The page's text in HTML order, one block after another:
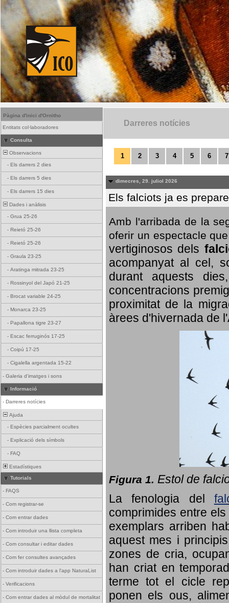
Pàgina d'inici d'Ornitho
Entitats col·laboradores
Consulta
Observacions
- Els darrers 2 dies
- Els darrers 5 dies
- Els darrers 15 dies
Dades i anàlisis
- Grua 25-26
- Reietó 25-26
- Reietó 25-26
- Graula 23-25
- Aratinga mitrada 23-25
- Rossinyol del Japó 21-25
- Brocat variable 24-25
- Monarca 23-25
- Papallona tigre 23-27
- Escac ferruginós 17-25
- Coipú 17-25
- Cigalella argentada 15-22
- Galeria d'imatges i sons
Informació
- Darreres notícies
Ajuda
- Espècies parcialment ocultes
- Explicació dels símbols
- FAQ
Estadístiques
Tutorials
- FAQS
- Com registrar-se
- Com entrar dades
- Com introduir una llista completa
- Com consultar i editar dades
- Com fer consultes avançades
- Com introduir dades a l'app NaturaList
- Verificacions
- Com entrar dades al mòdul de mortalitat
Darreres notícies
1 2 3 4 5 6 7
dimecres, 29. juliol 2026
Els falciots ja es
Amb l'arribada de la
oferir un espectacle
vertiginosos dels
acompanyat al cel,
durant aquests
concentracions
proximitat de la
àrees d'hivernada de
Figura 1. Estol de
La fenologia del
comprimides entre
exemplars arriben
aquest mes i
zones de cria,
han criat en
terme tot el cicle
ponen els ous,